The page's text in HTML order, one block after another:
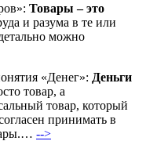
Товары – это
и разума в те или
можно
«Денег»: Деньги
товар, а
товар, который
принимать в
-->